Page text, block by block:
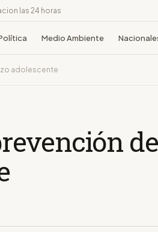
las 24 horas
Medio Ambiente
adolescente